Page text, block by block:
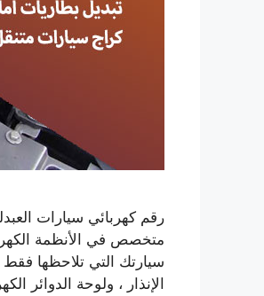
رقم كهربائي سيارات
متخصص في الأنظمة
سيارتك التي تلاحظها فقط
الإنذار ، ولوحة الدوائر